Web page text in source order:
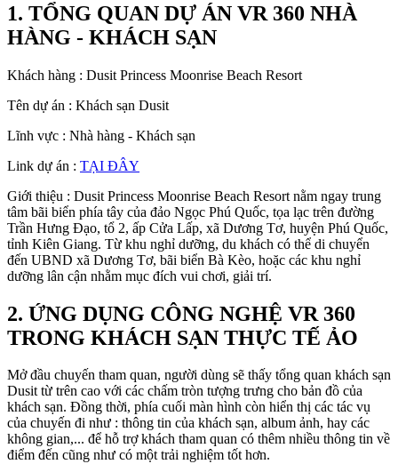
1. TỔNG QUAN DỰ ÁN VR 360 NHÀ
HÀNG - KHÁCH SẠN
Khách hàng : Dusit Princess Moonrise Beach Resort
Tên dự án : Khách sạn Dusit
Lĩnh vực : Nhà hàng - Khách sạn
Link dự án : TẠI ĐÂY
Giới thiệu : Dusit Princess Moonrise Beach Resort nằm ngay trung
tâm bãi biển phía tây của đảo Ngọc Phú Quốc, tọa lạc trên đường
Trần Hưng Đạo, tổ 2, ấp Cửa Lấp, xã Dương Tơ, huyện Phú Quốc,
tỉnh Kiên Giang. Từ khu nghỉ dưỡng, du khách có thể di chuyển
đến UBND xã Dương Tơ, bãi biển Bà Kèo, hoặc các khu nghỉ
dưỡng lân cận nhằm mục đích vui chơi, giải trí.
2. ỨNG DỤNG CÔNG NGHỆ VR 360
TRONG KHÁCH SẠN THỰC TẾ ẢO
Mở đầu chuyến tham quan, người dùng sẽ thấy tổng quan khách sạn
Dusit từ trên cao với các chấm tròn tượng trưng cho bản đồ của
khách sạn. Đồng thời, phía cuối màn hình còn hiển thị các tác vụ
của chuyến đi như : thông tin của khách sạn, album ảnh, hay các
không gian,... để hỗ trợ khách tham quan có thêm nhiều thông tin về
điểm đến cũng như có một trải nghiệm tốt hơn.